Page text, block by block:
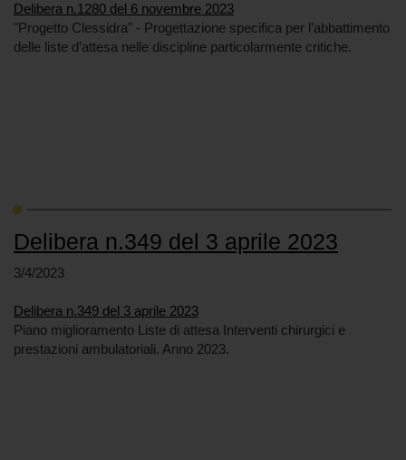
Delibera n.1280 del 6 novembre 2023
"Progetto Clessidra" - Progettazione specifica per l’abbattimento
delle liste d’attesa nelle discipline particolarmente critiche.
Delibera n.349 del 3 aprile 2023
3/4/2023
Delibera n.349 del 3 aprile 2023
Piano miglioramento Liste di attesa Interventi chirurgici e
prestazioni ambulatoriali. Anno 2023.